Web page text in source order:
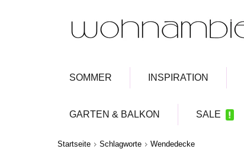
SOMMER INSPIRATION
GARTEN & BALKON SALE
Startseite Schlagworte Wendedecke